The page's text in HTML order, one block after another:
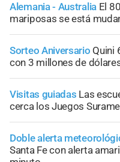
Alemania - Australia El
mariposas se está
Sorteo Aniversario Quini
con 3 millones de
Visitas guiadas Las
cerca los Juegos
Doble alerta
Santa Fe con alerta